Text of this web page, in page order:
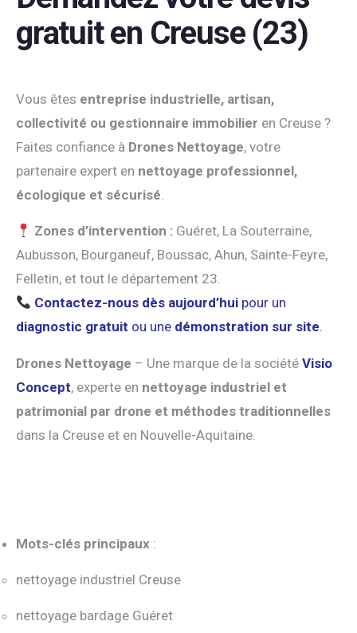
gratuit en Creuse (23)
Vous êtes entreprise industrielle, artisan,
collectivité ou gestionnaire immobilier en Creuse ?
Faites confiance à Drones Nettoyage, votre
partenaire expert en nettoyage professionnel,
écologique et sécurisé.
Zones d’intervention : Guéret, La Souterraine,
Aubusson, Bourganeuf, Boussac, Ahun, Sainte-Feyre,
Felletin, et tout le département 23.
Contactez-nous dès aujourd’hui pour un
diagnostic gratuit ou une démonstration sur site.
Drones Nettoyage – Une marque de la société Visio
Concept, experte en nettoyage industriel et
patrimonial par drone et méthodes traditionnelles
dans la Creuse et en Nouvelle-Aquitaine.
Mots-clés principaux :
nettoyage industriel Creuse
nettoyage bardage Guéret